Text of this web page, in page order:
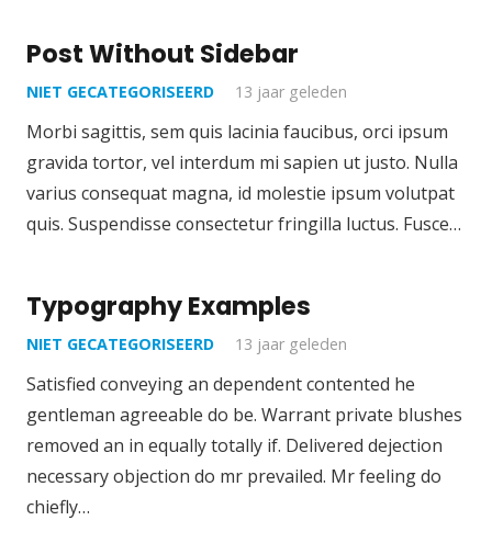
Post Without Sidebar
NIET GECATEGORISEERD 13 jaar geleden
Morbi sagittis, sem quis lacinia faucibus, orci ipsum
gravida tortor, vel interdum mi sapien ut justo. Nulla
varius consequat magna, id molestie ipsum volutpat
quis. Suspendisse consectetur fringilla luctus. Fusce…
Typography Examples
NIET GECATEGORISEERD 13 jaar geleden
Satisfied conveying an dependent contented he
gentleman agreeable do be. Warrant private blushes
removed an in equally totally if. Delivered dejection
necessary objection do mr prevailed. Mr feeling do
chiefly…